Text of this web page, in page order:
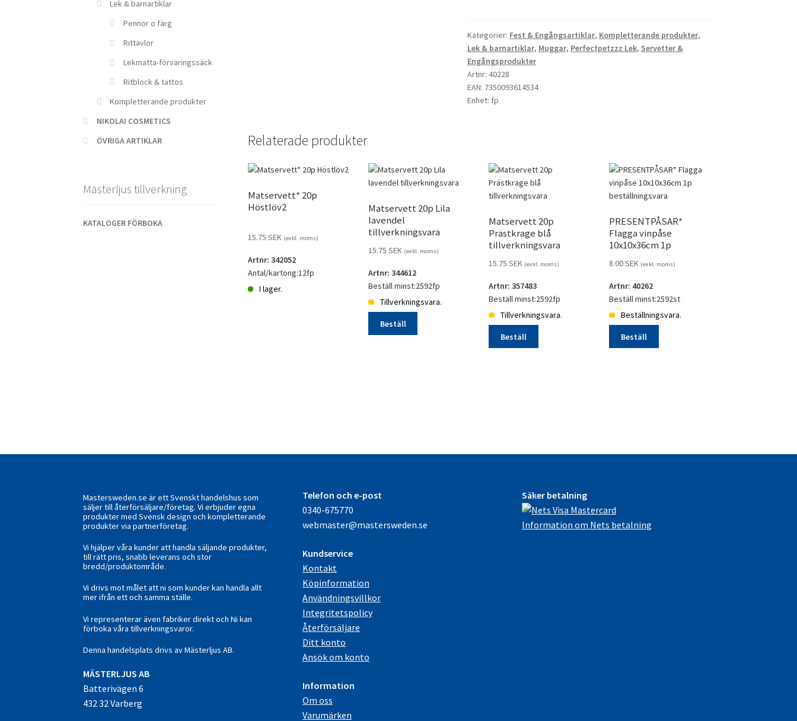
8p
Disco
tillverkningsvara
mängd
Kategorier: Fest & Engångsartiklar, Kompletterande produkter,
Lek & barnartiklar, Muggar, Perfectpetzzz Lek, Servetter &
Engångsprodukter
Artnr: 40228
EAN: 7350093614534
Enhet: fp
Relaterade produkter
Matservett* 20p
Höstlöv2
15.75 SEK (exkl. moms)
Artnr: 342052
Antal/kartong:12fp
I lager.
Matservett 20p Lila
lavendel
tillverkningsvara
15.75 SEK (exkl. moms)
Artnr: 344612
Beställ minst:2592fp
Tillverkningsvara.
Beställ
Matservett 20p
Prästkrage blå
tillverkningsvara
15.75SEK (exkl. moms)
Artnr: 357483
Beställ minst:2592fp
Tillverkningsvara.
Beställ
PRESENTPÅSAR*
Flagga vinpåse
10x10x36cm 1p
8.00SEK (exkl. moms)
Artnr: 40262
Beställ minst:2592st
Beställningsvara.
Beställ
Lek & barnartiklar
Pennor o färg
Rittavlor
Lekmatta-förvaringssäck
Ritblock & tattos
Kompletterande produkter
NIKOLAI COSMETICS
ÖVRIGA ARTIKLAR
Mästerljus tillverkning
KATALOGER FÖRBOKA
Mastersweden.se är ett Svenskt handelshus som
säljer till återförsäljare/företag. Vi erbjuder egna
produkter med Svensk design och kompletterande
produkter via partnerföretag.
Vi hjälper våra kunder att handla säljande produkter,
till rätt pris, snabb leverans och stor
bredd/produktområde.
Vi drivs mot målet att ni som kunder kan handla allt
mer ifrån ett och samma ställe.
Vi representerar även fabriker direkt och Ni kan
förboka våra tillverkningsvaror.
Denna handelsplats drivs av Mästerljus AB.
MÄSTERLJUS AB
Batterivägen 6
432 32 Varberg
Telefon och e-post
0340-675770
webmaster@mastersweden.se
Kundservice
Kontakt
Köpinformation
Användningsvillkor
Integritetspolicy
Återförsäljare
Ditt konto
Ansök om konto
Information
Om oss
Varumärken
Säker betalning
Information om Nets betalning